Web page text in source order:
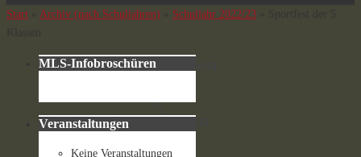
Start Archiv (nach Schuljahren) Schuljahr 2022/23
Sportfest
5.
Klassen
MLS-Infobroschüren
Veranstaltungen
Keine Veranstaltungen